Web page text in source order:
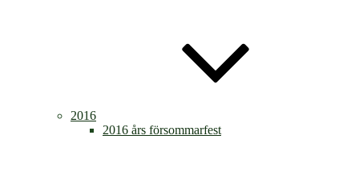
2016
2016 års försommarfest